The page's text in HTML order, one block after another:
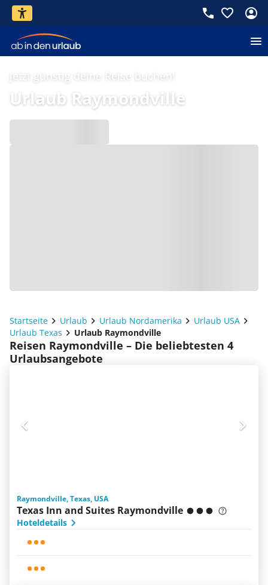
Jetzt günstig deine Reise buchen!
Urlaub Raymondville
Startseite Urlaub Urlaub Nordamerika
Urlaub USA
Urlaub Texas
Urlaub Raymondville
Reisen Raymondville – Die beliebtesten 4
Urlaubsangebote
Raymondville, Texas, USA
Texas Inn and Suites Raymondville
Hoteldetails